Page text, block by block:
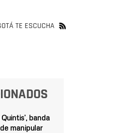
TE ESCUCHA
Quintis’, banda
manipular